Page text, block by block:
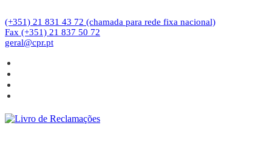
(+351) 21 831 43 72 (chamada para rede fixa nacional)
Fax (+351) 21 837 50 72
geral@cpr.pt